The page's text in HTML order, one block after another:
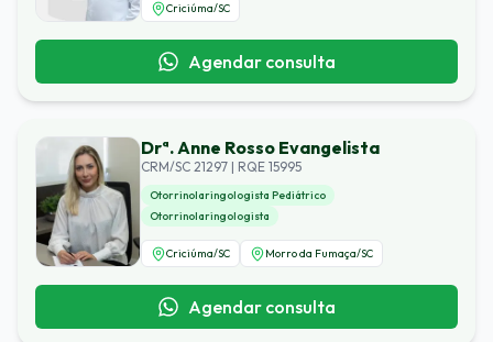
Criciúma/SC
Agendar consulta
Drª. Anne Rosso Evangelista
CRM/SC 21297 | RQE 15995
Otorrinolaringologista Pediátrico
Otorrinolaringologista
Criciúma/SC Morro da Fumaça/SC
Agendar consulta